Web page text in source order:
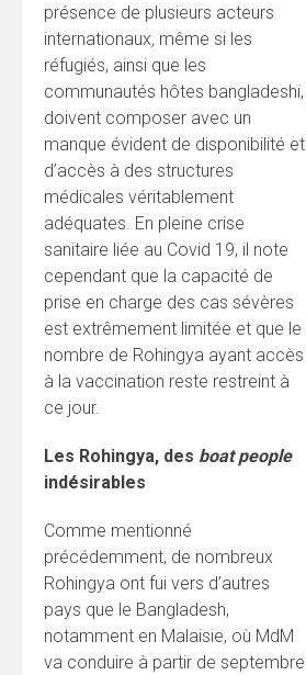
présence de plusieurs acteurs
internationaux, même si les
réfugiés, ainsi que les
communautés hôtes bangladeshi,
doivent composer avec un
manque évident de disponibilité et
d’accès à des structures
médicales véritablement
adéquates. En pleine crise
sanitaire liée au Covid 19, il note
cependant que la capacité de
prise en charge des cas sévères
est extrêmement limitée et que le
nombre de Rohingya ayant accès
à la vaccination reste restreint à
ce jour.
Les Rohingya, des boat people
indésirables
Comme mentionné
précédemment, de nombreux
Rohingya ont fui vers d’autres
pays que le Bangladesh,
notamment en Malaisie, où MdM
va conduire à partir de septembre